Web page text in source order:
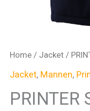
Home / Jacket /
Jacket, Mannen,
PRINTER